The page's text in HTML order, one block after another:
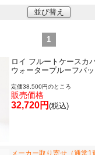
並び替え
1
ロイ フルートケースカ
ウォータープルーフバ
定価38,500円のところ
販売価格
32,720円 (税込)
メーカー取り寄せ（通常1
書籍・CD